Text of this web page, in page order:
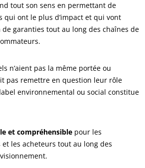
tout son sens en permettant de
qui ont le plus d’impact et qui vont
garanties tout au long des chaînes de
n’aient pas la même portée ou
pas remettre en question leur rôle
environnemental ou social constitue
et compréhensible pour les
les acheteurs tout au long des